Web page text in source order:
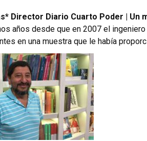
Director Diario Cuarto Poder | Un
años desde que en 2007 el ingeniero
en una muestra que le había